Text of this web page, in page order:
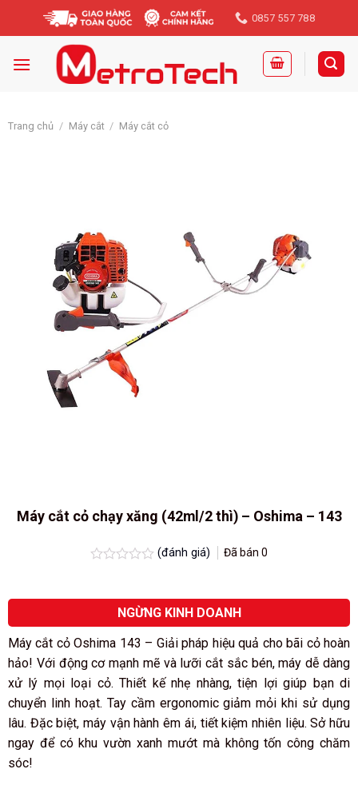
0857 557 788
Trang chủ / Máy cắt / Máy cắt cỏ
Máy cắt cỏ chạy xăng (42ml/2 thì) – Oshima – 143
hạng
sao
(đánh giá) Đã bán0
NGỪNG KINH DOANH
Máy cắt cỏ Oshima 143 – Giải pháp hiệu quả cho bãi cỏ hoàn
hảo! Với động cơ mạnh mẽ và lưỡi cắt sắc bén, máy dễ dàng
xử lý mọi loại cỏ. Thiết kế nhẹ nhàng, tiện lợi giúp bạn di
chuyển linh hoạt. Tay cầm ergonomic giảm mỏi khi sử dụng
lâu. Đặc biệt, máy vận hành êm ái, tiết kiệm nhiên liệu. Sở hữu
ngay để có khu vườn xanh mướt mà không tốn công chăm
sóc!